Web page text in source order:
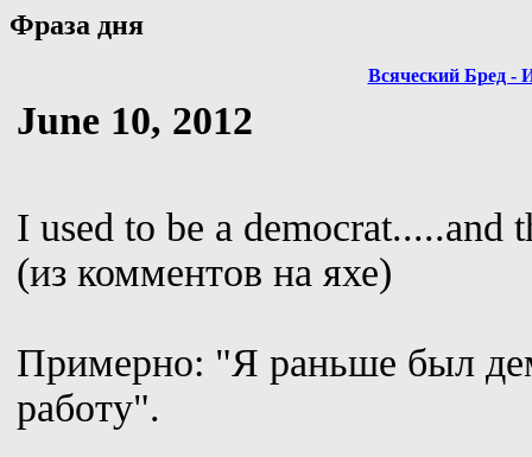
Фраза дня
Всяческий Бред -
June 10, 2012
I used to be a democrat.....and
(из комментов на яхе)
Примерно: "Я раньше был
работу".